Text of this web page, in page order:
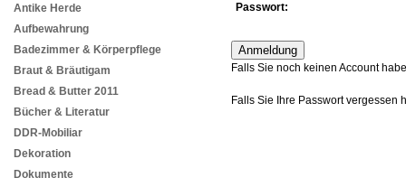
Antike Herde
Aufbewahrung
Badezimmer & Körperpflege
Braut & Bräutigam
Bread & Butter 2011
Bücher & Literatur
DDR-Mobiliar
Dekoration
Dokumente
Passwort:
Falls Sie noch keinen Account
Falls Sie Ihre Passwort vergessen